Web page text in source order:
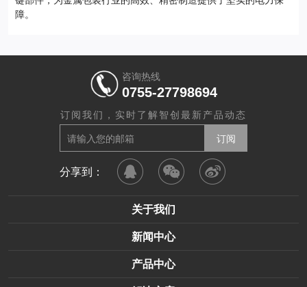
障。
咨询热线
0755-27798694
订阅我们，实时了解智创最新产品动态
分享到：
关于我们
新闻中心
产品中心